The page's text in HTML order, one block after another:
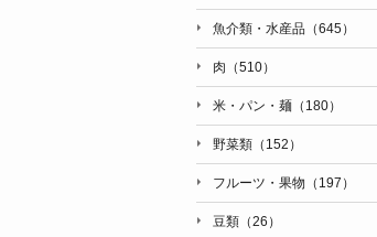
魚介類・水産品（645）
肉（510）
米・パン・麺（180）
野菜類（152）
フルーツ・果物（197）
豆類（26）